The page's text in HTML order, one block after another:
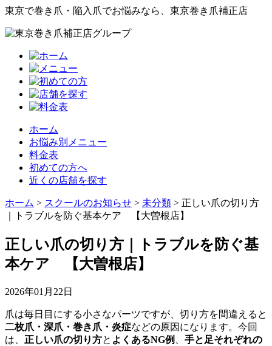
東京で巻き爪・陥入爪でお悩みなら、東京巻き爪補正店
ホーム
お悩み別メニュー
料金表
初めての方へ
近くの店舗を探す
ホーム > スクールのお知らせ > 未分類 > 正しい爪の切り方
｜トラブルを防ぐ基本ケア 【大曽根店】
正しい爪の切り方｜トラブルを防ぐ基
本ケア 【大曽根店】
2026年01月22日
爪は毎日目にする小さなパーツですが、切り方を間違えると
二枚爪・深爪・巻き爪・炎症などの原因になります。今回
は、 正しい爪の切り方と よくあるNG例
手と足それぞれの